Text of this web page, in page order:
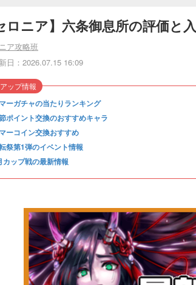
ロニア】六条御息所の評価と
ア攻略班
日：2026.07.15 16:09
ーガチャの当たりランキング
ポイント交換のおすすめキャラ
ーコイン交換おすすめ
祭第1弾のイベント情報
カップ戦の最新情報
ップ情報